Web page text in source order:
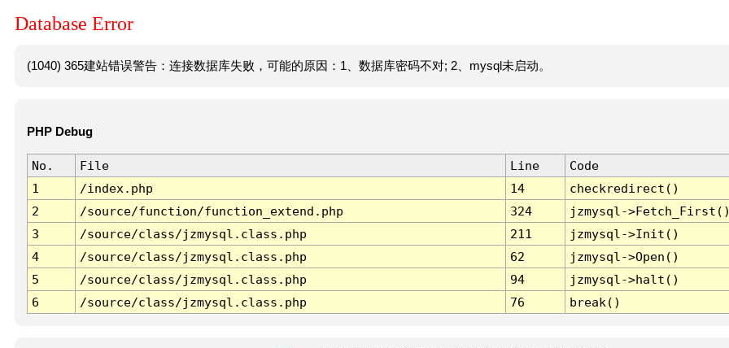
Database Error
(1040) 365建站错误警告：连接数据库失败，可能的原因：1、数据库密码不对; 2、mysql未启动。
PHP Debug
No. File Line
Code
1
/index.php 14
checkredirect()
2
/source/function/function_extend.php 324
jzmysql-
3
/source/class/jzmysql.class.php 211
jzmysql->Init()
4
/source/class/jzmysql.class.php 62
jzmysql->Open()
5
/source/class/jzmysql.class.php 94
jzmysql->halt()
6
/source/class/jzmysql.class.php 76 break()